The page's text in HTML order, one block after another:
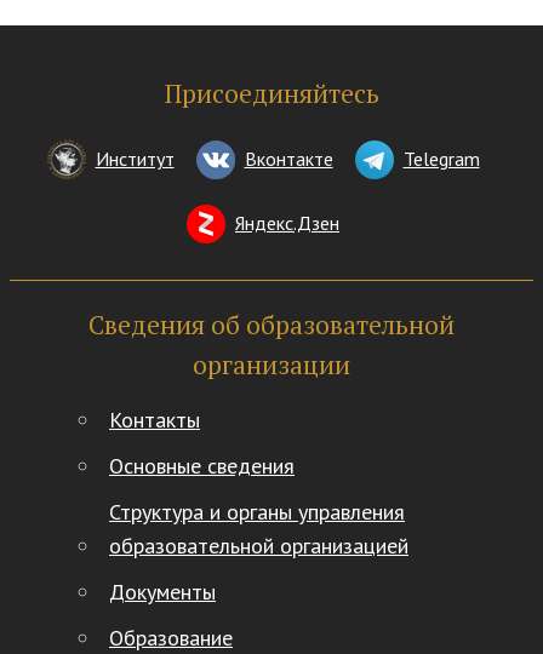
Присоединяйтесь
Институт Вконтакте Telegram
Яндекс.Дзен
Сведения об образовательной
организации
Контакты
Основные сведения
Структура и органы управления
образовательной организацией
Документы
Образование